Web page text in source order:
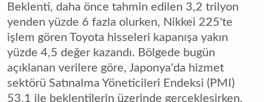
Beklenti, daha önce tahmin edilen 3,2 trilyon
yenden yüzde 6 fazla olurken, Nikkei 225'te
işlem gören Toyota hisseleri kapanışa yakın
yüzde 4,5 değer kazandı. Bölgede bugün
açıklanan verilere göre, Japonya'da hizmet
sektörü Satınalma Yöneticileri Endeksi (PMI)
53,1 ile beklentilerin üzerinde gerçekleşirken,